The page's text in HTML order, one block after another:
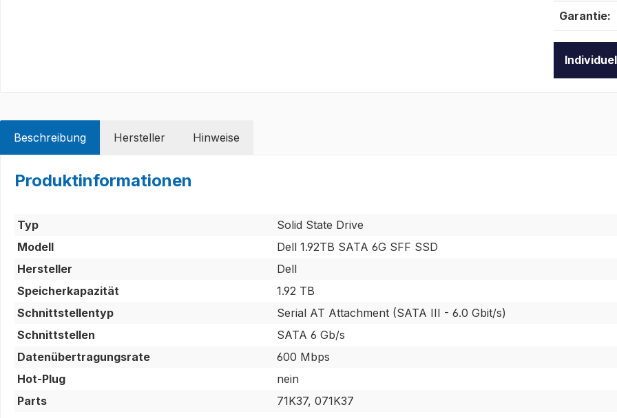
Garantie:
Beschreibung Hersteller Hinweise
Produktinformationen
Typ
Solid State Drive
Modell
Dell 1.92TB SATA 6G SFF SSD
Hersteller
Dell
Speicherkapazität
1.92 TB
Schnittstellentyp
Serial AT Attachment (SATA III - 6.0 Gbit/s)
Schnittstellen
SATA 6 Gb/s
Datenübertragungsrate
600 Mbps
Hot-Plug
nein
Parts
71K37, 071K37